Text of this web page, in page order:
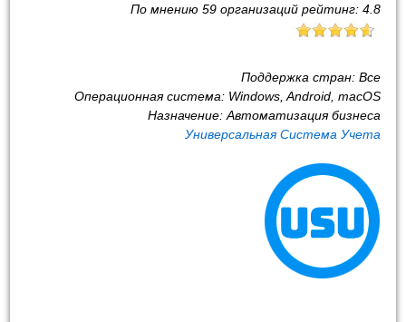
По мнению 59организаций рейтинг: 4.8
Поддержка стран: Все
Операционная система: Windows, Android, macOS
Назначение: Автоматизация бизнеса
Универсальная Система Учета